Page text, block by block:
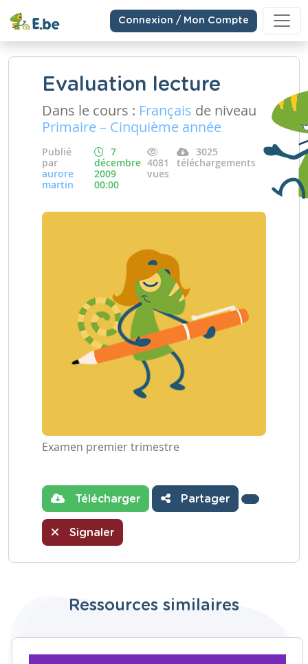
Connexion / Mon Compte
Evaluation lecture
Dans le cours : Français de niveau
Primaire – Cinquième année
Publié
par
aurore
martin
7
décembre
2009
00:00
4081
vues
3025
téléchargements
Examen premier trimestre
Télécharger Partager
Signaler
Ressources similaires